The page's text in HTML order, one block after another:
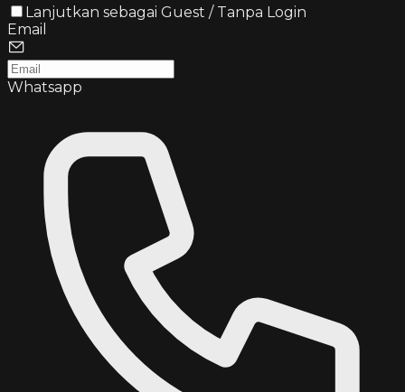
Lanjutkan sebagai Guest / Tanpa Login
Email
Whatsapp